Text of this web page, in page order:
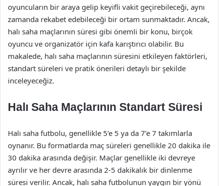
oyuncuların bir araya gelip keyifli vakit geçirebileceği, aynı
zamanda rekabet edebileceği bir ortam sunmaktadır. Ancak,
halı saha maçlarının süresi gibi önemli bir konu, birçok
oyuncu ve organizatör için kafa karıştırıcı olabilir. Bu
makalede, halı saha maçlarının süresini etkileyen faktörleri,
standart süreleri ve pratik önerileri detaylı bir şekilde
inceleyeceğiz.
Halı Saha Maçlarının Standart Süresi
Halı saha futbolu, genellikle 5’e 5 ya da 7’e 7 takımlarla
oynanır. Bu formatlarda maç süreleri genellikle 20 dakika ile
30 dakika arasında değişir. Maçlar genellikle iki devreye
ayrılır ve her devre arasında 2-5 dakikalık bir dinlenme
süresi verilir. Ancak, halı saha futbolunun yaygın bir yönü